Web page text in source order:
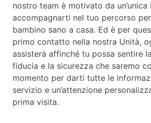
nostro team è motivato da un’unica
accompagnarti nel tuo percorso
bambino sano a casa. Ed è per
primo contatto nella nostra Unità,
assisterà affinché tu possa sentire
fiducia e la sicurezza che saremo
momento per darti tutte le
servizio e un’attenzione
prima visita.